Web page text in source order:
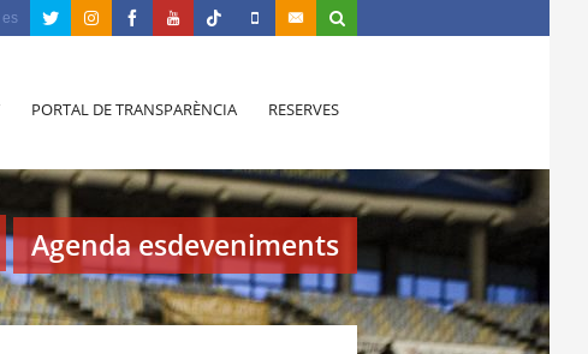
es
PORTAL DE TRANSPARÈNCIA RESERVES
Agenda esdeveniments